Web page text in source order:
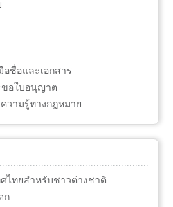
ชื่อและเอกสาร
ขอใบอนุญาต
วามรู้ทางกฎหมาย
ไทยสำหรับชาวต่างชาติ
ก